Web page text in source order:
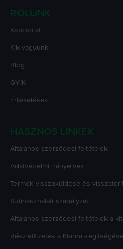
RÓLUNK
Kapcsolat
Kik vagyunk
Blog
GYIK
Értékelések
HASZNOS LINKEK
Általános szerződési feltételek
Adatvédelmi irányelvek
Termék visszaküldése és
Sütihasználati szabályzat
Általános szerződési feltételek a
Részletfizetés a Klarna